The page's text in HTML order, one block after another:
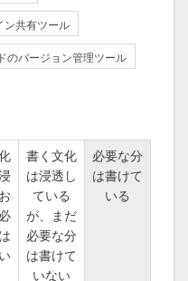
ン共有ツール
のバージョン管理ツール
書く文化
は浸透し
ている
が、まだ
必要な分
は書けて
いない
必要な分
は書けて
いる